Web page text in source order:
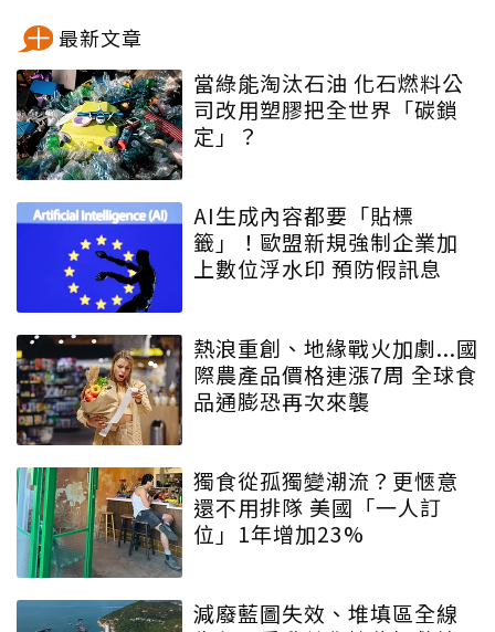
最新文章
當綠能淘汰石油 化石燃料公
司改用塑膠把全世界「碳鎖
定」？
AI生成內容都要「貼標
籤」！歐盟新規強制企業加
上數位浮水印 預防假訊息
熱浪重創、地緣戰火加劇...國
際農產品價格連漲7周 全球食
品通膨恐再次來襲
獨食從孤獨變潮流？更愜意
還不用排隊 美國「一人訂
位」1年增加23%
減廢藍圖失效、堆填區全線